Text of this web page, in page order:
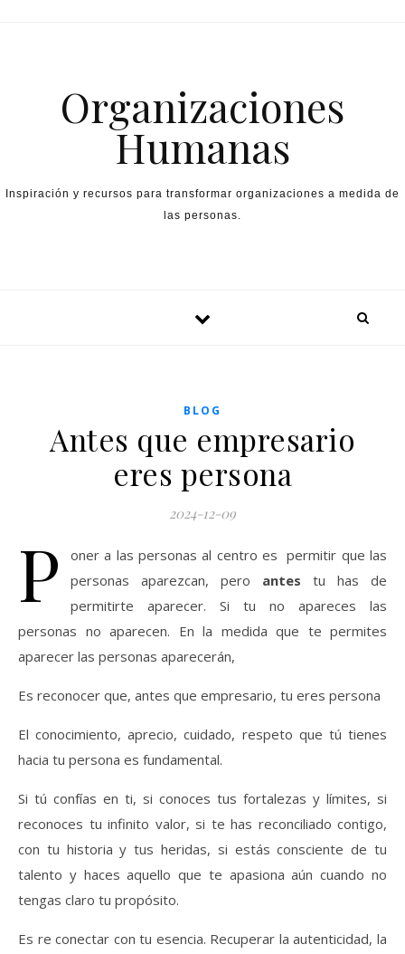
Organizaciones
Humanas
Inspiración y recursos para transformar organizaciones a medida de
las personas.
BLOG
Antes que empresario
eres persona
2024-12-09
P
oner a las personas al centro es permitir que las
personas aparezcan, pero antes tu has de
permitirte aparecer. Si tu no apareces las
personas no aparecen. En la medida que te permites
aparecer las personas aparecerán,
Es reconocer que, antes que empresario, tu eres persona
El conocimiento, aprecio, cuidado, respeto que tú tienes
hacia tu persona es fundamental.
Si tú confías en ti, si conoces tus fortalezas y límites, si
reconoces tu infinito valor, si te has reconciliado contigo,
con tu historia y tus heridas, si estás consciente de tu
talento y haces aquello que te apasiona aún cuando no
tengas claro tu propósito.
Es re conectar con tu esencia. Recuperar la autenticidad, la